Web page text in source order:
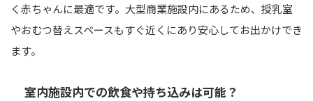
く赤ちゃんに最適です。大型商業施設内にあるため、授乳室
やおむつ替えスペースもすぐ近くにあり安心してお出かけでき
ます。
室内施設内での飲食や持ち込みは可能？